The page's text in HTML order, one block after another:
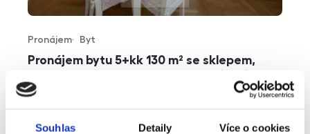
Souhlas Detaily Více o cookies
Pronájem bytu 5+kk 130 m² se sklepem,
Typ nabídky
Pronájem
Typ nemovitosti
Byt
funkce
parkování sklep výtah